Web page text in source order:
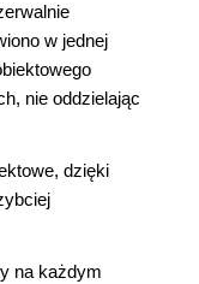
w jednej
nie oddzielając
dzięki
na każdym